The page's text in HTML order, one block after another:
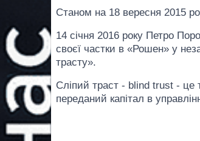
Станом на 18 вересня 2015
14 січня 2016 року Петро
своєї частки в «Рошен» у
трасту».
Cліпий траст - blind trust - це
переданий капітал в